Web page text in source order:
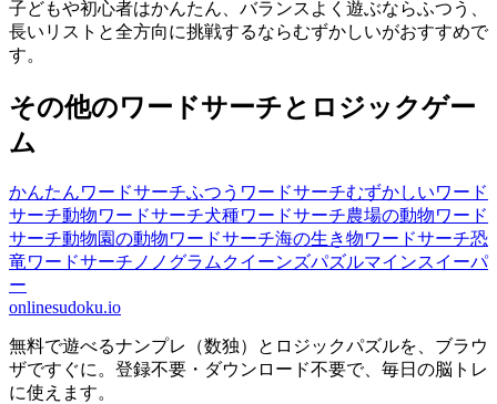
子どもや初心者はかんたん、バランスよく遊ぶならふつう、
長いリストと全方向に挑戦するならむずかしいがおすすめで
す。
その他のワードサーチとロジックゲー
ム
かんたんワードサーチふつうワードサーチむずかしいワード
サーチ動物ワードサーチ犬種ワードサーチ農場の動物ワード
サーチ動物園の動物ワードサーチ海の生き物ワードサーチ恐
竜ワードサーチ ノノグラムクイーンズパズルマインスイーパ
ー
onlinesudoku.io
無料で遊べるナンプレ（数独）とロジックパズルを、ブラウ
ザですぐに。登録不要・ダウンロード不要で、毎日の脳トレ
に使えます。